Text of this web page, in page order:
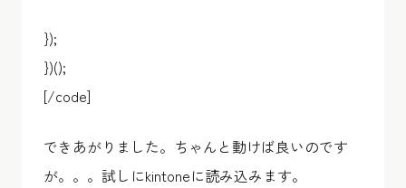
});
})();
[/code]
できあがりました。ちゃんと動けば良いのです
が。。。試しにkintoneに読み込みます。